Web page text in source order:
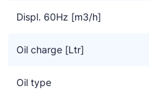
• Overdrukventielen aan
Belangrijke informatie
controle
Displ. 60Hz [m3/h]
Oil charge [Ltr]
Oil type